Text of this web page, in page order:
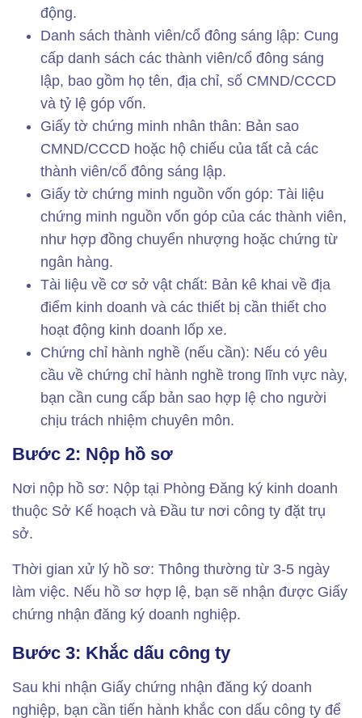
động.
Danh sách thành viên/cổ đông sáng lập: Cung
cấp danh sách các thành viên/cổ đông sáng
lập, bao gồm họ tên, địa chỉ, số CMND/CCCD
và tỷ lệ góp vốn.
Giấy tờ chứng minh nhân thân: Bản sao
CMND/CCCD hoặc hộ chiếu của tất cả các
thành viên/cổ đông sáng lập.
Giấy tờ chứng minh nguồn vốn góp: Tài liệu
chứng minh nguồn vốn góp của các thành viên,
như hợp đồng chuyển nhượng hoặc chứng từ
ngân hàng.
Tài liệu về cơ sở vật chất: Bản kê khai về địa
điểm kinh doanh và các thiết bị cần thiết cho
hoạt động kinh doanh lốp xe.
Chứng chỉ hành nghề (nếu cần): Nếu có yêu
cầu về chứng chỉ hành nghề trong lĩnh vực này,
bạn cần cung cấp bản sao hợp lệ cho người
chịu trách nhiệm chuyên môn.
Bước 2: Nộp hồ sơ
Nơi nộp hồ sơ: Nộp tại Phòng Đăng ký kinh doanh
thuộc Sở Kế hoạch và Đầu tư nơi công ty đặt trụ
sở.
Thời gian xử lý hồ sơ: Thông thường từ 3-5 ngày
làm việc. Nếu hồ sơ hợp lệ, bạn sẽ nhận được Giấy
chứng nhận đăng ký doanh nghiệp.
Bước 3: Khắc dấu công ty
Sau khi nhận Giấy chứng nhận đăng ký doanh
nghiệp, bạn cần tiến hành khắc con dấu công ty để